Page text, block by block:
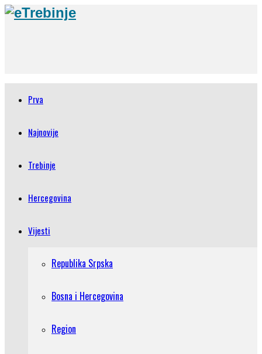
Prva
Najnovije
Trebinje
Hercegovina
Vijesti
Republika Srpska
Bosna i Hercegovina
Region